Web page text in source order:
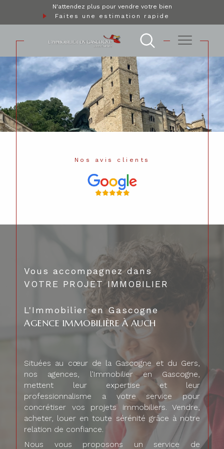
N'attendez plus pour vendre votre bien
Faites une estimation rapide
Nos avis clients
Vous accompagnez dans
VOTRE PROJET IMMOBILIER
L'Immobilier en Gascogne
AGENCE IMMOBILIÈRE À AUCH
Situées au cœur de la Gascogne et du Gers,
nos agences, l’Immobilier en Gascogne,
mettent leur expertise et leur
professionnalisme a votre service pour
concrétiser vos projets immobiliers. Vendre,
acheter, louer en toute sérénité grâce à notre
relation de confiance.
Nous vous proposons un service de